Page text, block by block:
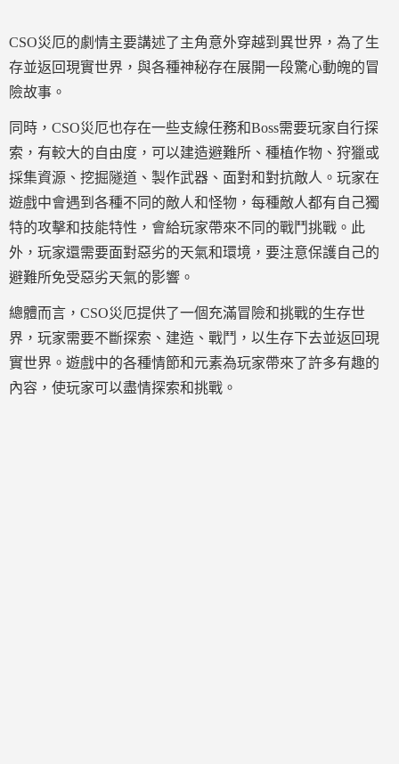
CSO災厄的劇情主要講述了主角意外穿越到異世界，為了生
存並返回現實世界，與各種神秘存在展開一段驚心動魄的冒
險故事。
同時，CSO災厄也存在一些支線任務和Boss需要玩家自行探
索，有較大的自由度，可以建造避難所、種植作物、狩獵或
採集資源、挖掘隧道、製作武器、面對和對抗敵人。玩家在
遊戲中會遇到各種不同的敵人和怪物，每種敵人都有自己獨
特的攻擊和技能特性，會給玩家帶來不同的戰鬥挑戰。此
外，玩家還需要面對惡劣的天氣和環境，要注意保護自己的
避難所免受惡劣天氣的影響。
總體而言，CSO災厄提供了一個充滿冒險和挑戰的生存世
界，玩家需要不斷探索、建造、戰鬥，以生存下去並返回現
實世界。遊戲中的各種情節和元素為玩家帶來了許多有趣的
內容，使玩家可以盡情探索和挑戰。